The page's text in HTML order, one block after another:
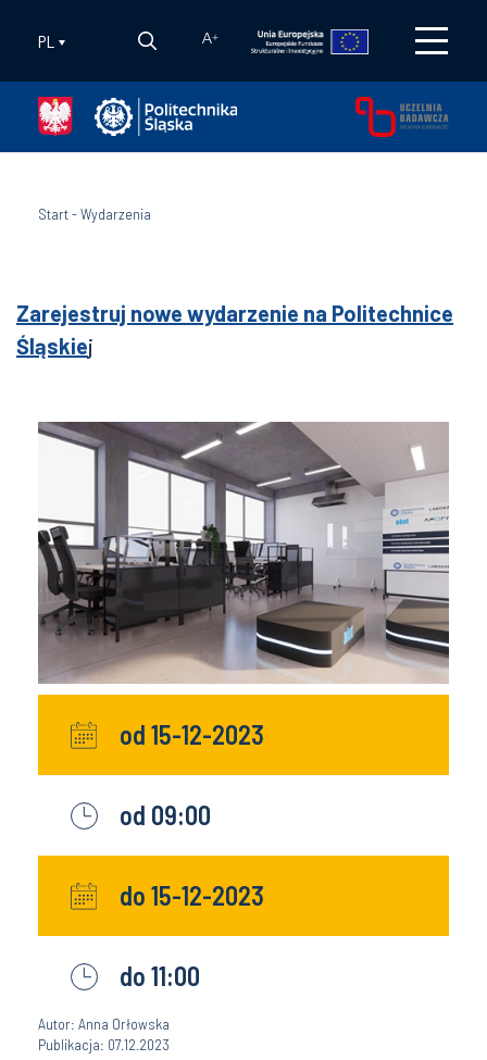
PL A+
Start-Wydarzenia
Zarejestruj nowe wydarzenie na Politechnice
Śląskiej
od 15-12-2023
od 09:00
do 15-12-2023
do 11:00
Autor: Anna Orłowska
Publikacja: 07.12.2023